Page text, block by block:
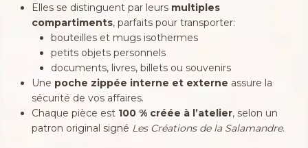
Elles se distinguent par leurs multiples
compartiments, parfaits pour transporter:
bouteilles et mugs isothermes
petits objets personnels
documents, livres, billets ou souvenirs
Une poche zippée interne et externe assure la
sécurité de vos affaires.
Chaque pièce est 100 % créée à l’atelier, selon un
patron original signé Les Créations de la Salamandre.